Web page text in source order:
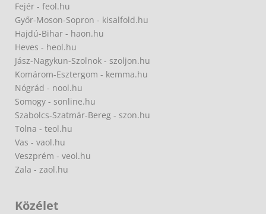
Fejér - feol.hu
Győr-Moson-Sopron - kisalfold.hu
Hajdú-Bihar - haon.hu
Heves - heol.hu
Jász-Nagykun-Szolnok - szoljon.hu
Komárom-Esztergom - kemma.hu
Nógrád - nool.hu
Somogy - sonline.hu
Szabolcs-Szatmár-Bereg - szon.hu
Tolna - teol.hu
Vas - vaol.hu
Veszprém - veol.hu
Zala - zaol.hu
Közélet